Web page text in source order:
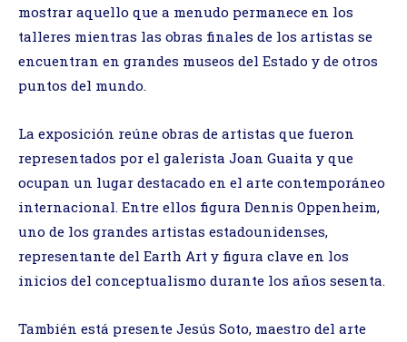
mostrar aquello que a menudo permanece en los
talleres mientras las obras finales de los artistas se
encuentran en grandes museos del Estado y de otros
puntos del mundo.
La exposición reúne obras de artistas que fueron
representados por el galerista Joan Guaita y que
ocupan un lugar destacado en el arte contemporáneo
internacional. Entre ellos figura Dennis Oppenheim,
uno de los grandes artistas estadounidenses,
representante del Earth Art y figura clave en los
inicios del conceptualismo durante los años sesenta.
También está presente Jesús Soto, maestro del arte